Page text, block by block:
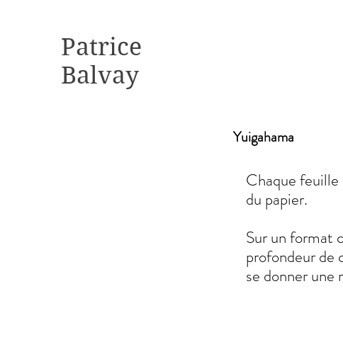
Patrice
Balvay
Yuigahama
Chaque
du papier.
Sur un format
profondeur de
se donner une